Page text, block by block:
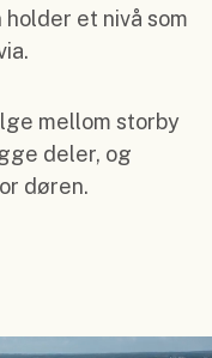
et nivå som
mellom storby
deler, og
døren.